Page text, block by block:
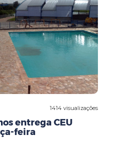
1414 visualizações
entrega CEU
feira